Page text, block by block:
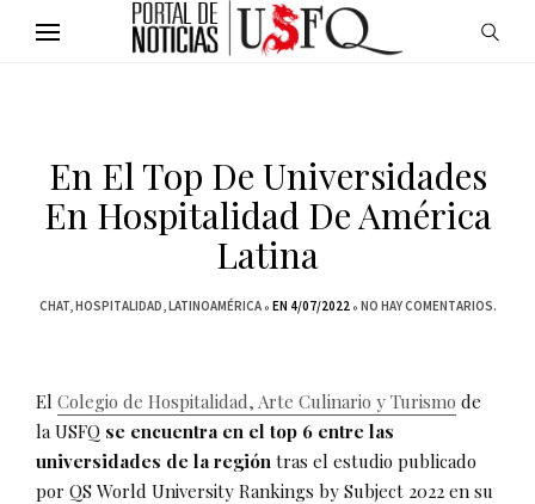
En El Top De Universidades
En Hospitalidad De América
Latina
CHAT HOSPITALIDAD LATINOAMÉRICA EN 4/07/2022 NO HAY COMENTARIOS.
El Colegio de Hospitalidad, Arte Culinario y Turismo de
la USFQ se encuentra en el top 6 entre las
universidades de la región tras el estudio publicado
por QS World University Rankings by Subject 2022 en su